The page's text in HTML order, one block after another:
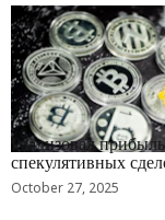
RRCNEWS_RU
Реализовал
спекулятивных
October 27, 2025